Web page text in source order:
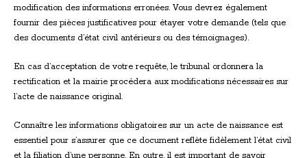
modification des informations erronées. Vous devrez également
fournir des pièces justificatives pour étayer votre demande (tels que
des documents d’état civil antérieurs ou des témoignages).
En cas d’acceptation de votre requête, le tribunal ordonnera la
rectification et la mairie procédera aux modifications nécessaires sur
l’acte de naissance original.
Connaître les informations obligatoires sur un acte de naissance est
essentiel pour s’assurer que ce document reflète fidèlement l’état civil
et la filiation d’une personne. En outre, il est important de savoir